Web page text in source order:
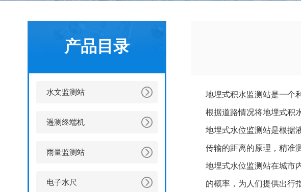
产品目录
水文监测站
遥测终端机
雨量监测站
电子水尺
地埋式积水监测站是一个
根据道路情况将地埋式积
地埋式水位监测站是根据
传输的距离的原理，精准
地埋式水位监测站在城市
的概率，为人们提供出行